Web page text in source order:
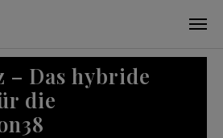
– Das hybride
die